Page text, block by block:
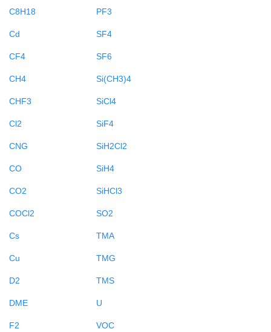
C8H18
Cd
CF4
CH4
CHF3
Cl2
CNG
CO
CO2
COCl2
Cs
Cu
D2
DME
F2
PF3
SF4
SF6
Si(CH3)4
SiCl4
SiF4
SiH2Cl2
SiH4
SiHCl3
SO2
TMA
TMG
TMS
U
VOC